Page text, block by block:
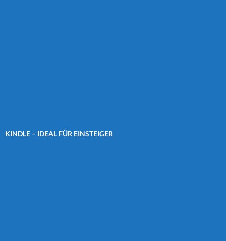
KINDLE – IDEAL FÜR EINSTEIGER